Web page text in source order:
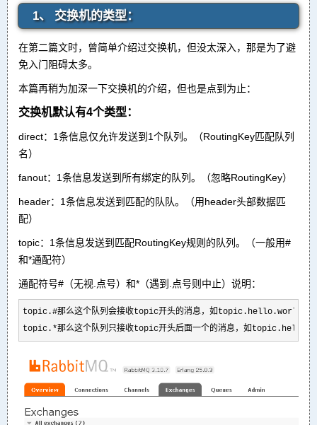
1、 交换机的类型：
在第二篇文时，曾简单介绍过交换机，但没太深入，那是为了避
免入门阻碍太多。
本篇再稍为加深一下交换机的介绍，但也是点到为止：
交换机默认有4个类型：
direct：1条信息仅允许发送到1个队列。（RoutingKey匹配队列
名）
fanout：1条信息发送到所有绑定的队列。（忽略RoutingKey）
header：1条信息发送到匹配的队队。（用header头部数据匹
配）
topic：1条信息发送到匹配RoutingKey规则的队列。（一般用#
和*通配符）
通配符号#（无视.点号）和*（遇到.点号则中止）说明：
topic.#那么这个队列会接收topic开头的消息，如topic.hello.world
topic.*那么这个队列只接收topic开头后面一个的消息，如topic.hello